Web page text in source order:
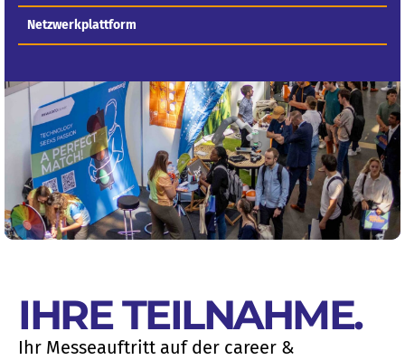
Netzwerkplattform
IHRE TEILNAHME.
Ihr Messeauftritt auf der career &